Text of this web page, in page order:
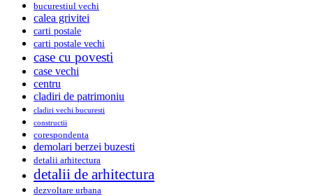
bucurestiul vechi
calea grivitei
carti postale
carti postale vechi
case cu povesti
case vechi
centru
cladiri de patrimoniu
cladiri vechi bucuresti
constructii
corespondenta
demolari berzei buzesti
detalii arhitectura
detalii de arhitectura
dezvoltare urbana